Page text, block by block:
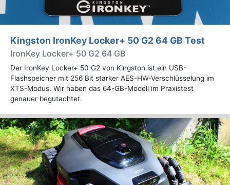
Kingston IronKey Locker+ 50 G2 64 GB Test
IronKey Locker+ 50 G2 64 GB
Der IronKey Locker+ 50 G2 von Kingston ist ein USB-
Flashspeicher mit 256 Bit starker AES-HW-Verschlüsselung im
XTS-Modus. Wir haben das 64-GB-Modell im Praxistest
genauer begutachtet.